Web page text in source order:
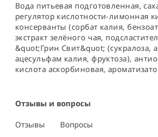
Вода питьевая подготовленная,
регулятор кислотности-лимонная
консерванты (сорбат калия,
экстракт зелёного чая,
&quot;Грин Свит&quot; (сукралоза,
ацесульфам калия, фруктоза),
кислота аскорбиновая,
Отзывы и вопросы
Отзывы Вопросы